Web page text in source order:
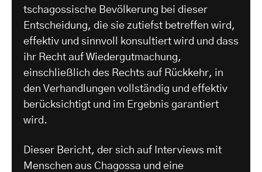
tschagossische Bevölkerung bei dieser
Entscheidung, die sie zutiefst betreffen wird,
effektiv und sinnvoll konsultiert wird und dass
ihr Recht auf Wiedergutmachung,
einschließlich des Rechts auf Rückkehr, in
den Verhandlungen vollständig und effektiv
berücksichtigt und im Ergebnis garantiert
wird.
Dieser Bericht, der sich auf Interviews mit
Menschen aus Chagossa und eine